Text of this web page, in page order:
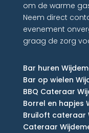
om de warme
Neem direct
evenement
graag de zorg
Bar huren
Bar op wielen
BBQ Cateraar
Borrel en hapjes
Bruiloft cateraar
Cateraar